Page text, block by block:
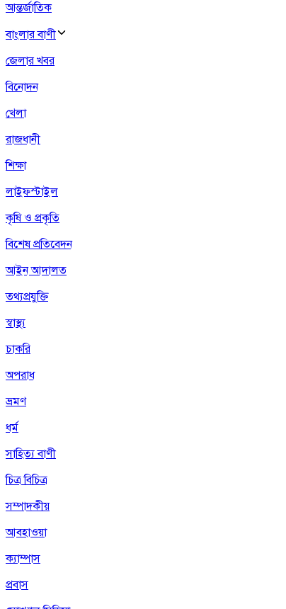
আন্তর্জাতিক
বাংলার বাণী
জেলার খবর
বিনোদন
খেলা
রাজধানী
শিক্ষা
লাইফস্টাইল
কৃষি ও প্রকৃতি
বিশেষ প্রতিবেদন
আইন আদালত
তথ্যপ্রযুক্তি
স্বাস্থ্য
চাকরি
অপরাধ
ভ্রমণ
ধর্ম
সাহিত্য বাণী
চিত্র বিচিত্র
সম্পাদকীয়
আবহাওয়া
ক্যাম্পাস
প্রবাস